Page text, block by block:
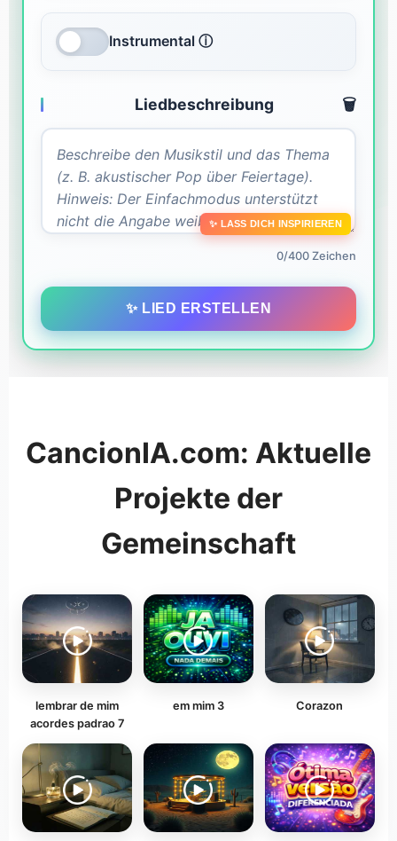
Instrumental ⓘ
Liedbeschreibung 🗑️
✨ LASS DICH INSPIRIEREN
0/400 Zeichen
✨ LIED ERSTELLEN
CancionIA.com: Aktuelle
Projekte der
Gemeinschaft
lembrar de mim
acordes padrao 7
em mim 3 Corazon